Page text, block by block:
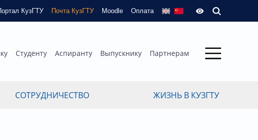
КузГТУ Почта КузГТУ Moodle Оплата
Студенту Аспиранту Выпускнику Партнерам
СОТРУДНИЧЕСТВО ЖИЗНЬ В КУЗГТУ